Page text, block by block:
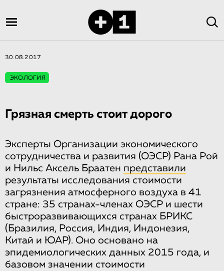
30.08.2017
ЭКОЛОГИЯ
Грязная смерть стоит дорого
Эксперты Организации экономического
сотрудничества и развития (ОЭСР) Рана Рой
и Нильс Аксель Браатен представили
результаты исследования стоимости
загрязнения атмосферного воздуха в 41
стране: 35 странах-членах ОЭСР и шести
быстроразвивающихся странах БРИКС
(Бразилия, Россия, Индия, Индонезия,
Китай и ЮАР). Оно основано на
эпидемиологических данных 2015 года, и
базовом значении стоимости